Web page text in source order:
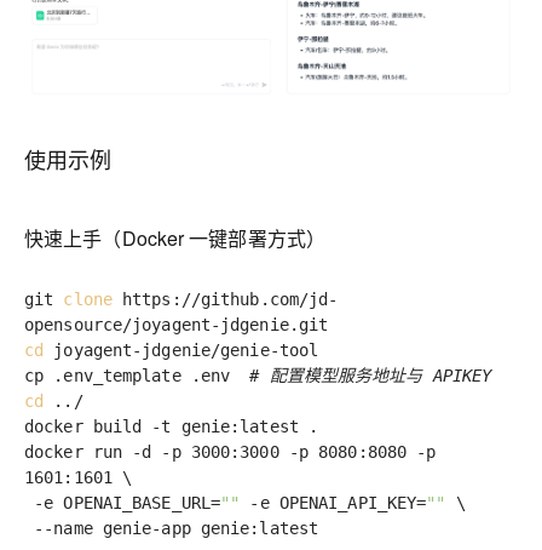
使用示例
快速上手（Docker 一键部署方式）
git clonehttps://github.com/jd-
opensource/joyagent-jdgenie.git
cd joyagent-jdgenie/genie-tool
cp .env_template .env# 配置模型服务地址与 APIKEY
cd ../
docker build -t genie:latest .
docker run -d -p 3000:3000 -p 8080:8080 -p
1601:1601 \
-e OPENAI_BASE_URL="" -e OPENAI_API_KEY=""
\
--name genie-app genie:latest